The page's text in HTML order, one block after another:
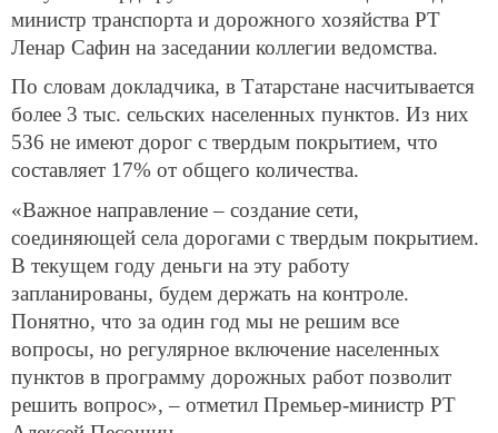
министр транспорта и дорожного хозяйства РТ
Ленар Сафин на заседании коллегии ведомства.
По словам докладчика, в Татарстане насчитывается
более 3 тыс. сельских населенных пунктов. Из них
536 не имеют дорог с твердым покрытием, что
составляет 17% от общего количества.
«Важное направление – создание сети,
соединяющей села дорогами с твердым покрытием.
В текущем году деньги на эту работу
запланированы, будем держать на контроле.
Понятно, что за один год мы не решим все
вопросы, но регулярное включение населенных
пунктов в программу дорожных работ позволит
решить вопрос», – отметил Премьер-министр РТ